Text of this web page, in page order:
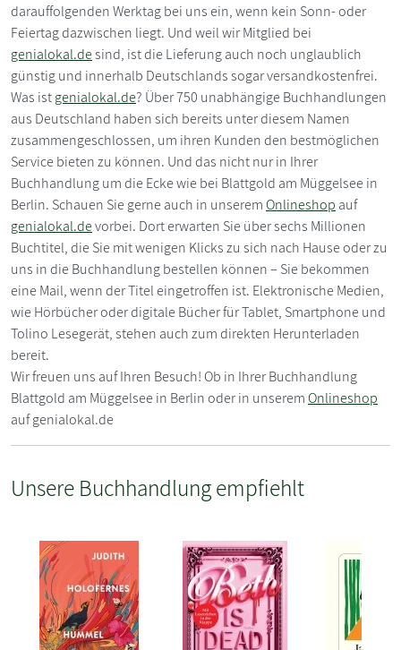
darauffolgenden Werktag bei uns ein, wenn kein Sonn- oder
Feiertag dazwischen liegt. Und weil wir Mitglied bei
genialokal.desind, ist die Lieferung auch noch unglaublich
günstig und innerhalb Deutschlands sogar versandkostenfrei.
Was istgenialokal.de? Über 750 unabhängige Buchhandlungen
aus Deutschland haben sich bereits unter diesem Namen
zusammengeschlossen, um ihren Kunden den bestmöglichen
Service bieten zu können. Und das nicht nur in Ihrer
Buchhandlung um die Ecke wie bei Blattgold am Müggelsee in
Berlin. Schauen Sie gerne auch in unseremOnlineshop auf
genialokal.devorbei. Dort erwarten Sie über sechs Millionen
Buchtitel, die Sie mit wenigen Klicks zu sich nach Hause oder zu
uns in die Buchhandlung bestellen können – Sie bekommen
eine Mail, wenn der Titel eingetroffen ist. Elektronische Medien,
wie Hörbücher oder digitale Bücher für Tablet, Smartphone und
Tolino Lesegerät, stehen auch zum direkten Herunterladen
bereit.
Wir freuen uns auf Ihren Besuch! Ob in Ihrer Buchhandlung
Blattgold am Müggelsee in Berlin oder in unseremOnlineshop
auf genialokal.de
Unsere Buchhandlung empfiehlt